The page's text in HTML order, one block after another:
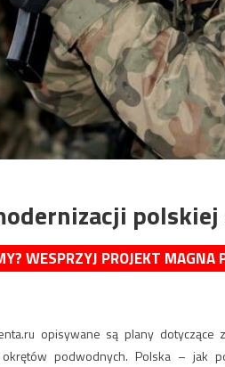
WESPRZYJ PROJEKT MAGNA
opisywane są plany dotyczące
podwodnych. Polska – jak